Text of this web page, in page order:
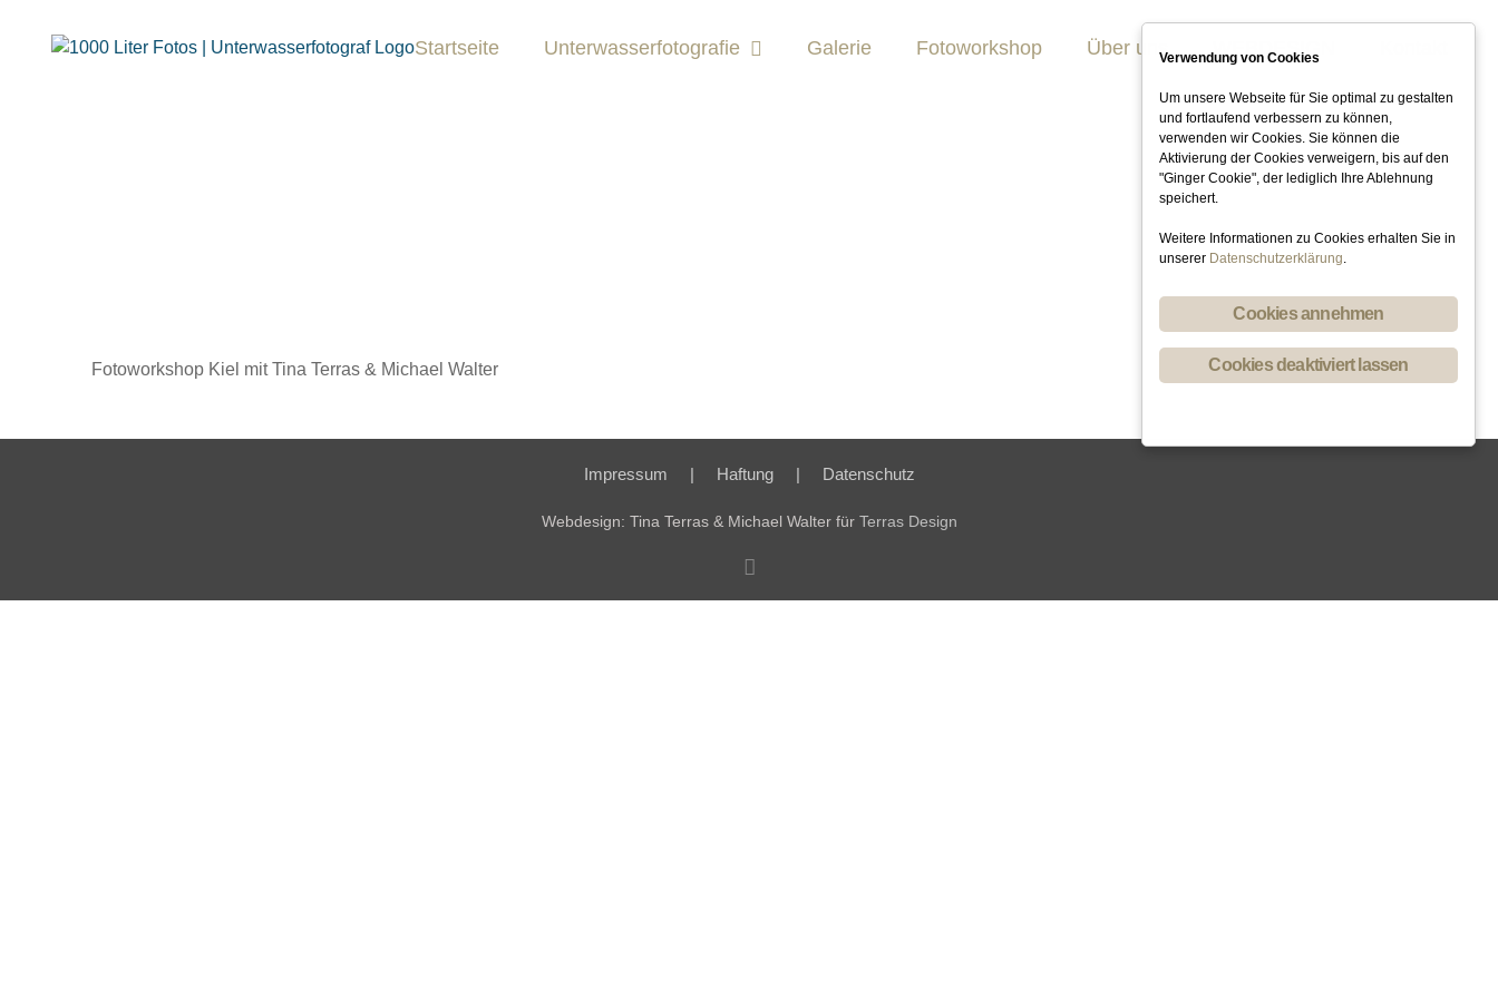
Startseite Unterwasserfotografie Galerie Fotoworkshop Über uns WEBDESIGN
Fotoworkshop Kiel mit Tina Terras & Michael Walter
Impressum Haftung Datenschutz
Webdesign: Tina Terras & Michael Walter fürTerras Design
Facebook
Verwendung von Cookies
Um unsere Webseite für Sie optimal zu gestalten
und fortlaufend verbessern zu können,
verwenden wir Cookies. Sie können die
Aktivierung der Cookies verweigern, bis auf den
"Ginger Cookie", der lediglich Ihre Ablehnung
speichert.
Weitere Informationen zu Cookies erhalten Sie in
unserer Datenschutzerklärung.
Cookies annehmen
Cookies deaktiviert lassen